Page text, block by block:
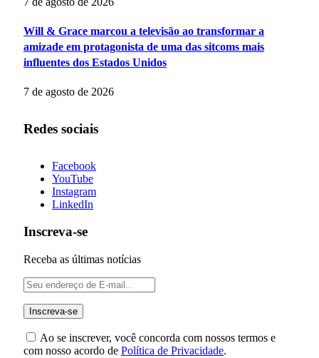
Will & Grace marcou a televisão ao transformar a
amizade em protagonista de uma das sitcoms mais
influentes dos Estados Unidos
7 de agosto de 2026
Redes sociais
Facebook
YouTube
Instagram
LinkedIn
Inscreva-se
Receba as últimas notícias
Ao se inscrever, você concorda com nossos termos e
com nosso acordo de Política de Privacidade.